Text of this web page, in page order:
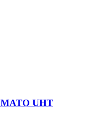
UHT